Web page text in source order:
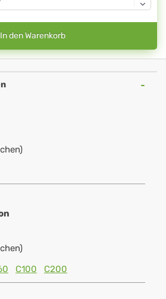
In den Warenkorb
C100 C200